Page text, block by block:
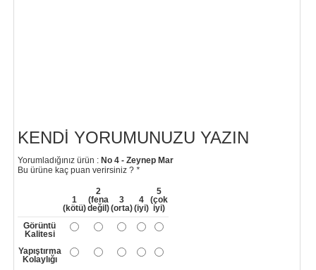
KENDI YORUMUNUZU YAZIN
Yorumladığınız ürün : No 4 - Zeynep Mar
Bu ürüne kaç puan verirsiniz ? *
1
(kötü)
2
(fena
değil)
3
(orta)
4
(iyi)
5
(çok
iyi)
Görüntü
Kalitesi
Yapıştırma
Kolaylığı